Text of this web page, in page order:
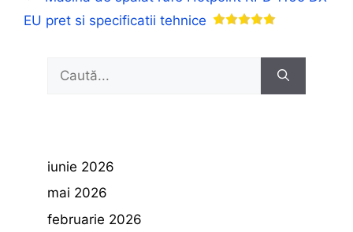
EU pret si specificatii tehnice
după:
iunie 2026
mai 2026
februarie 2026